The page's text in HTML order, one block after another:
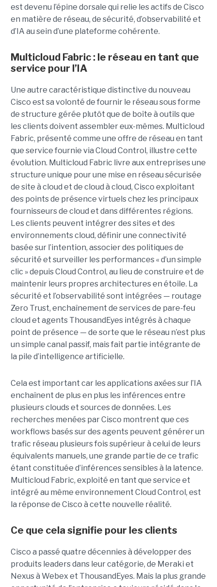
est devenu l’épine dorsale qui relie les actifs de Cisco
en matière de réseau, de sécurité, d’observabilité et
d’IA au sein d’une plateforme cohérente.
Multicloud Fabric : le réseau en tant que
service pour l’IA
Une autre caractéristique distinctive du nouveau
Cisco est sa volonté de fournir le réseau sous forme
de structure gérée plutôt que de boîte à outils que
les clients doivent assembler eux-mêmes. Multicloud
Fabric, présenté comme une offre de réseau en tant
que service fournie via Cloud Control, illustre cette
évolution. Multicloud Fabric livre aux entreprises une
structure unique pour une mise en réseau sécurisée
de site à cloud et de cloud à cloud, Cisco exploitant
des points de présence virtuels chez les principaux
fournisseurs de cloud et dans différentes régions.
Les clients peuvent intégrer des sites et des
environnements cloud, définir une connectivité
basée sur l’intention, associer des politiques de
sécurité et surveiller les performances « d’un simple
clic » depuis Cloud Control, au lieu de construire et de
maintenir leurs propres architectures en étoile. La
sécurité et l’observabilité sont intégrées — routage
Zero Trust, enchaînement de services de pare-feu
cloud et agents ThousandEyes intégrés à chaque
point de présence — de sorte que le réseau n’est plus
un simple canal passif, mais fait partie intégrante de
la pile d’intelligence artificielle.
Cela est important car les applications axées sur l’IA
enchaînent de plus en plus les inférences entre
plusieurs clouds et sources de données. Les
recherches menées par Cisco montrent que ces
workflows basés sur des agents peuvent générer un
trafic réseau plusieurs fois supérieur à celui de leurs
équivalents manuels, une grande partie de ce trafic
étant constituée d’inférences sensibles à la latence.
Multicloud Fabric, exploité en tant que service et
intégré au même environnement Cloud Control, est
la réponse de Cisco à cette nouvelle réalité.
Ce que cela signifie pour les clients
Cisco a passé quatre décennies à développer des
produits leaders dans leur catégorie, de Meraki et
Nexus à Webex et ThousandEyes. Mais la plus grande